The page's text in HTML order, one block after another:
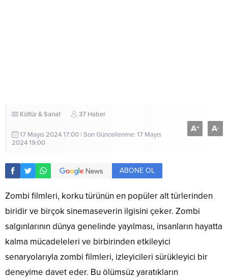
Kültür & Sanat 37 Haber
17 Mayıs 2024 17:00 | Son Güncellenme: 17 Mayıs
2024 19:00
A+ A-
ABONE OL
Zombi filmleri, korku türünün en popüler alt türlerinden
biridir ve birçok sinemaseverin ilgisini çeker. Zombi
salgınlarının dünya genelinde yayılması, insanların hayatta
kalma mücadeleleri ve birbirinden etkileyici
senaryolarıyla zombi filmleri, izleyicileri sürükleyici bir
deneyime davet eder. Bu ölümsüz yaratıkların